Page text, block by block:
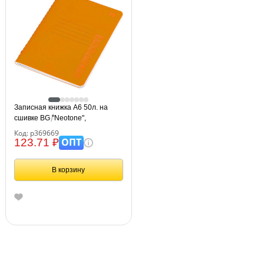
Записная книжка А6 50л. на
сшивке BG "Neotone",
тиснение, блок в точку 80г/м2
Код: р369669
123.71 ₽ОПТ
В корзину